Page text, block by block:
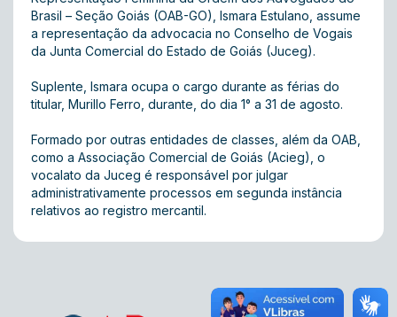
Brasil – Seção Goiás (OAB-GO), Ismara Estulano, assume
a representação da advocacia no Conselho de Vogais
da Junta Comercial do Estado de Goiás (Juceg).
Suplente, Ismara ocupa o cargo durante as férias do
titular, Murillo Ferro, durante, do dia 1° a 31 de agosto.
Formado por outras entidades de classes, além da OAB,
como a Associação Comercial de Goiás (Acieg), o
vocalato da Juceg é responsável por julgar
administrativamente processos em segunda instância
relativos ao registro mercantil.